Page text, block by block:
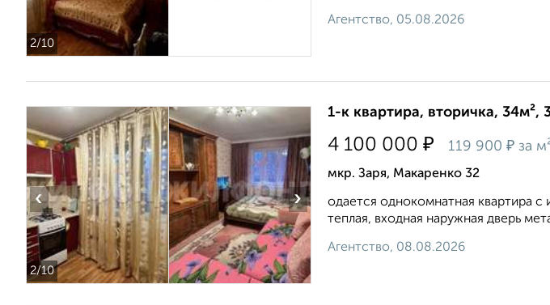
2/10
Агентство, 05.08.2026
2/10
‹ ›
1-к квартира, вторичка, 34м²,
4 100 000 ₽ 119 900 ₽ за
мкр. Заря, Макаренко 32
одается однокомнатная квартира с
теплая, входная наружная дверь
Агентство, 08.08.2026